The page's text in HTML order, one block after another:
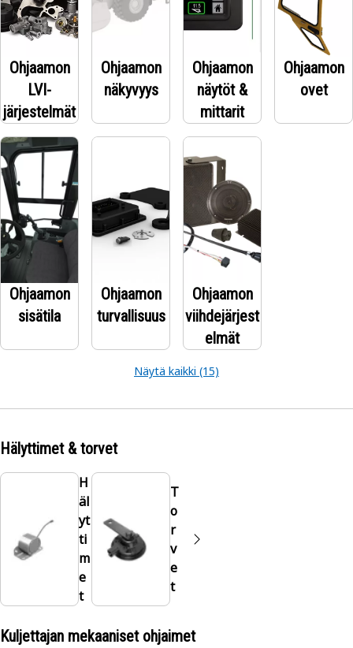
Ohjaamon
LVI-
järjestelmät
Ohjaamon
näkyvyys
Ohjaamon
näytöt &
mittarit
Ohjaamon
ovet
Ohjaamon
sisätila
Ohjaamon
turvallisuus
Ohjaamon
viihdejärjest
elmät
Näytä kaikki (15)
Hälyttimet & torvet
H
äl
yt
ti
m
e
t
T
o
r
v
e
t
Kuljettajan mekaaniset ohjaimet